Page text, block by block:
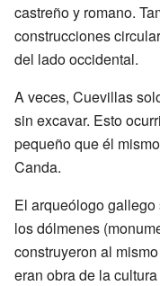
castreño y romano.
construcciones
del lado occidental.
A veces, Cuevillas
sin excavar. Esto
pequeño que él
Canda.
El arqueólogo
los dólmenes
construyeron al
eran obra de la